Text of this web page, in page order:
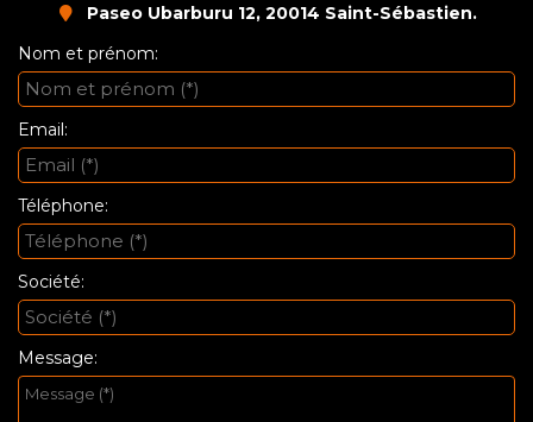
Paseo Ubarburu 12, 20014 Saint-Sébastien.
Nom et prénom:
Email:
Téléphone:
Société:
Message: